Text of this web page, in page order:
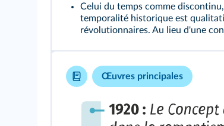
Celui du temps comme
temporalité historique est
révolutionnaires. Au lieu d'une
Œuvres principales